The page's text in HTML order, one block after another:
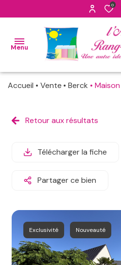
0
Menu
nos
maisons
apppartements
neufs
de
loisirs
vendus
agence
aico
contact
Accueil Vente Berck Maison
Retour aux résultats
Télécharger la fiche
Partager ce bien
Exclusivité Nouveauté